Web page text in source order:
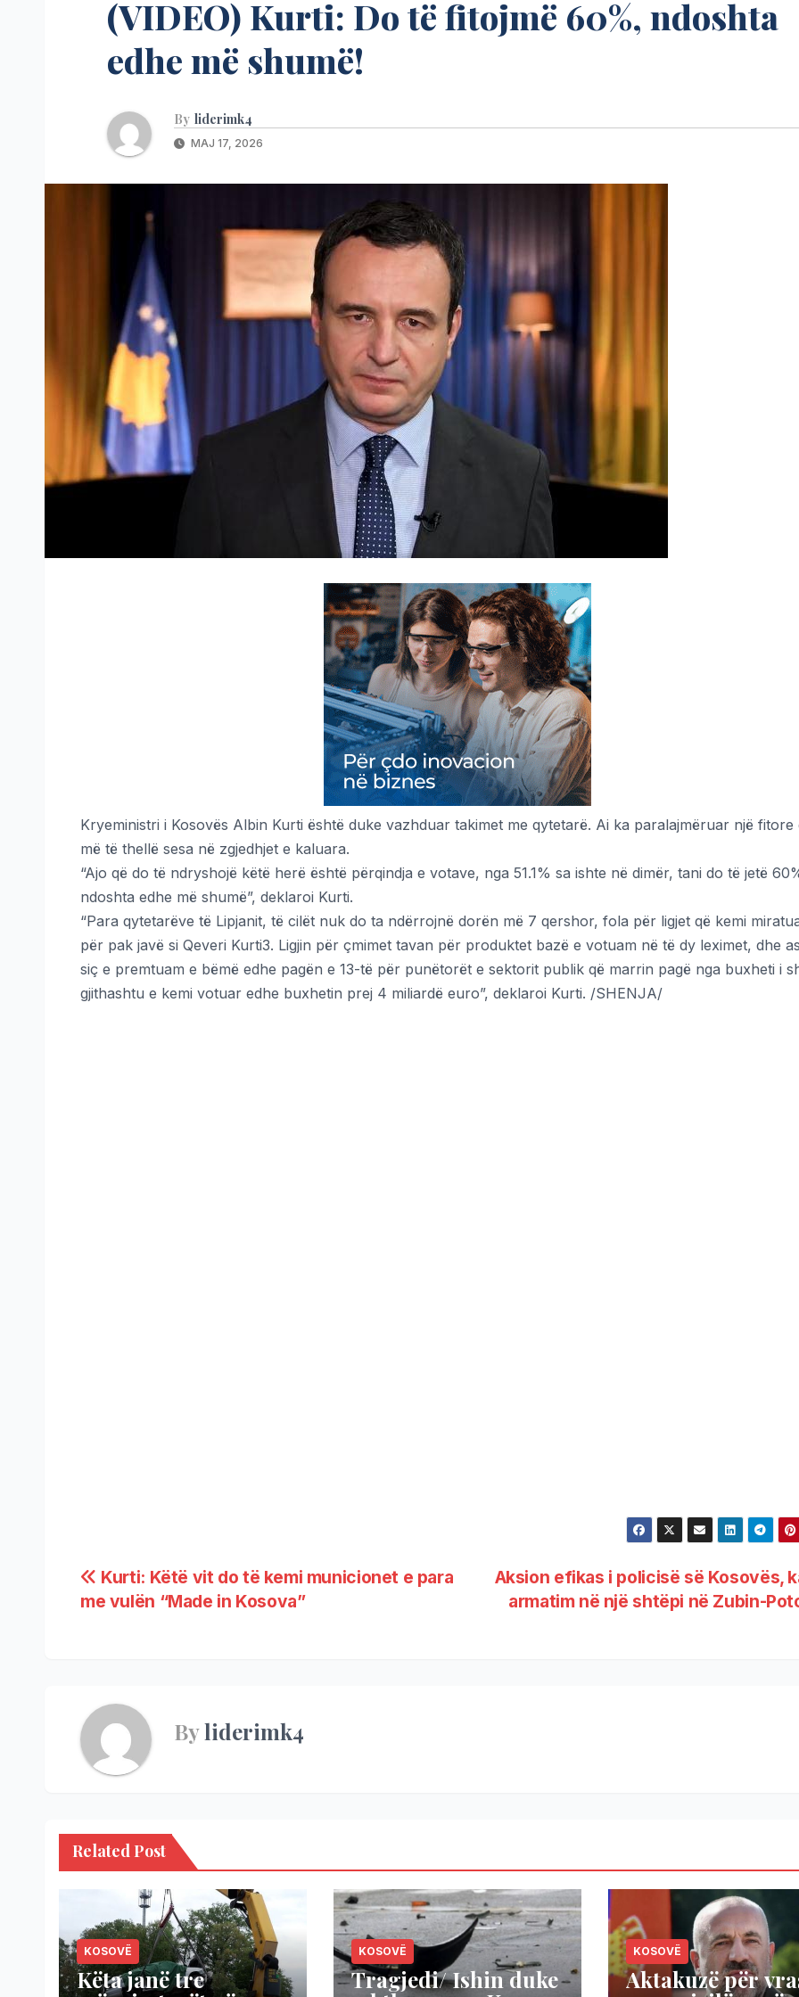
(VIDEO) Kurti: Do të fitojmë 60%, ndoshta
edhe më shumë!
By liderimk4
MAJ 17, 2026
Kryeministri i Kosovës Albin Kurti është duke vazhduar takimet me qytetarë. Ai ka paralajmëruar një fitore
më të thellë sesa në zgjedhjet e kaluara.
“Ajo që do të ndryshojë këtë herë është përqindja e votave, nga 51.1% sa ishte në dimër, tani do të jetë
ndoshta edhe më shumë”, deklaroi Kurti.
“Para qytetarëve të Lipjanit, të cilët nuk do ta ndërrojnë dorën më 7 qershor, fola për ligjet që kemi
për pak javë si Qeveri Kurti3. Ligjin për çmimet tavan për produktet bazë e votuam në të dy leximet, dhe
siç e premtuam e bëmë edhe pagën e 13-të për punëtorët e sektorit publik që marrin pagë nga buxheti i
gjithashtu e kemi votuar edhe buxhetin prej 4 miliardë euro”, deklaroi Kurti. /SHENJA/
Aksion efikas i policisë së Kosovës,
armatim në një shtëpi në Zubin-
Kurti: Këtë vit do të kemi municionet e para
me vulën “Made in Kosova”
Byliderimk4
Related Post
KOSOVË
Këta janë tre
KOSOVË
Tragjedi/ Ishin duke
KOSOVË
Aktakuzë për